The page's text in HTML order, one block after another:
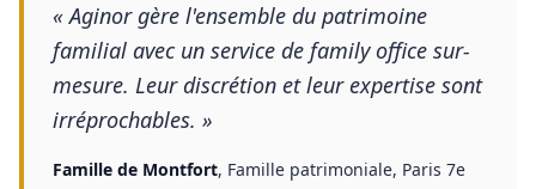
«Aginor gère l'ensemble du patrimoine
familial avec un service de family office sur-
mesure. Leur discrétion et leur expertise sont
irréprochables. »
Famille de Montfort, Famille patrimoniale, Paris 7e